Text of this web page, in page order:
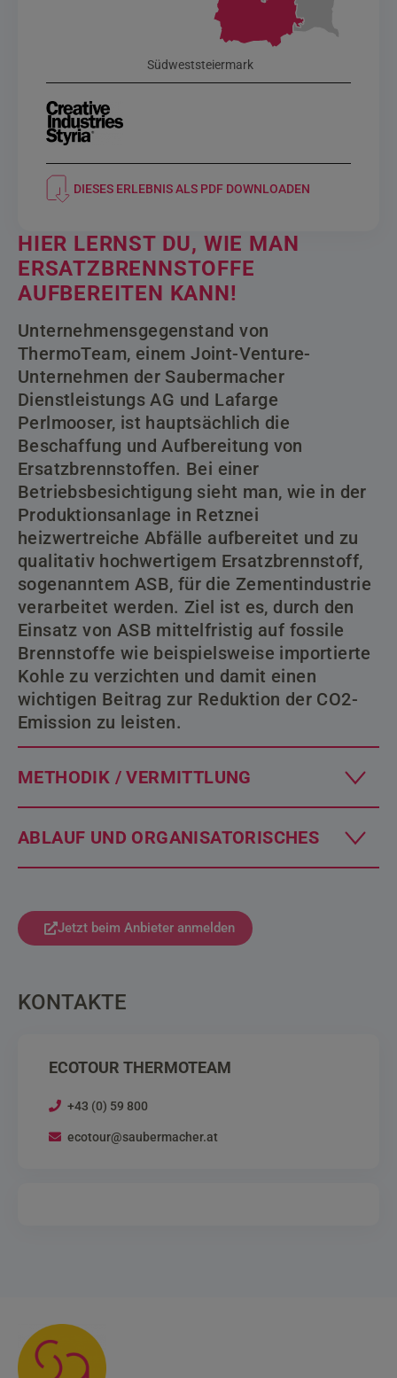
Südweststeiermark
DIESES ERLEBNIS ALS PDF DOWNLOADEN
HIER LERNST DU, WIE MAN
ERSATZBRENNSTOFFE
AUFBEREITEN KANN!
Unternehmensgegenstand von
ThermoTeam, einem Joint-Venture-
Unternehmen der Saubermacher
Dienstleistungs AG und Lafarge
Perlmooser, ist hauptsächlich die
Beschaffung und Aufbereitung von
Ersatzbrennstoffen. Bei einer
Betriebsbesichtigung sieht man, wie in der
Produktionsanlage in Retznei
heizwertreiche Abfälle aufbereitet und zu
qualitativ hochwertigem Ersatzbrennstoff,
sogenanntem ASB, für die Zementindustrie
verarbeitet werden. Ziel ist es, durch den
Einsatz von ASB mittelfristig auf fossile
Brennstoffe wie beispielsweise importierte
Kohle zu verzichten und damit einen
wichtigen Beitrag zur Reduktion der CO2-
Emission zu leisten.
METHODIK / VERMITTLUNG
ABLAUF UND ORGANISATORISCHES
Jetzt beim Anbieter anmelden
KONTAKTE
ECOTOUR THERMOTEAM
+43 (0) 59 800
ecotour@saubermacher.at